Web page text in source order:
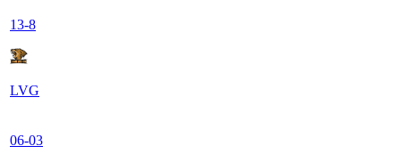
13-8
LVG
06-03